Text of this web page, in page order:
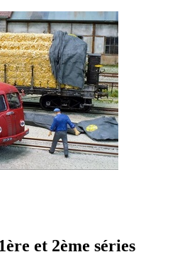
et 2ème séries